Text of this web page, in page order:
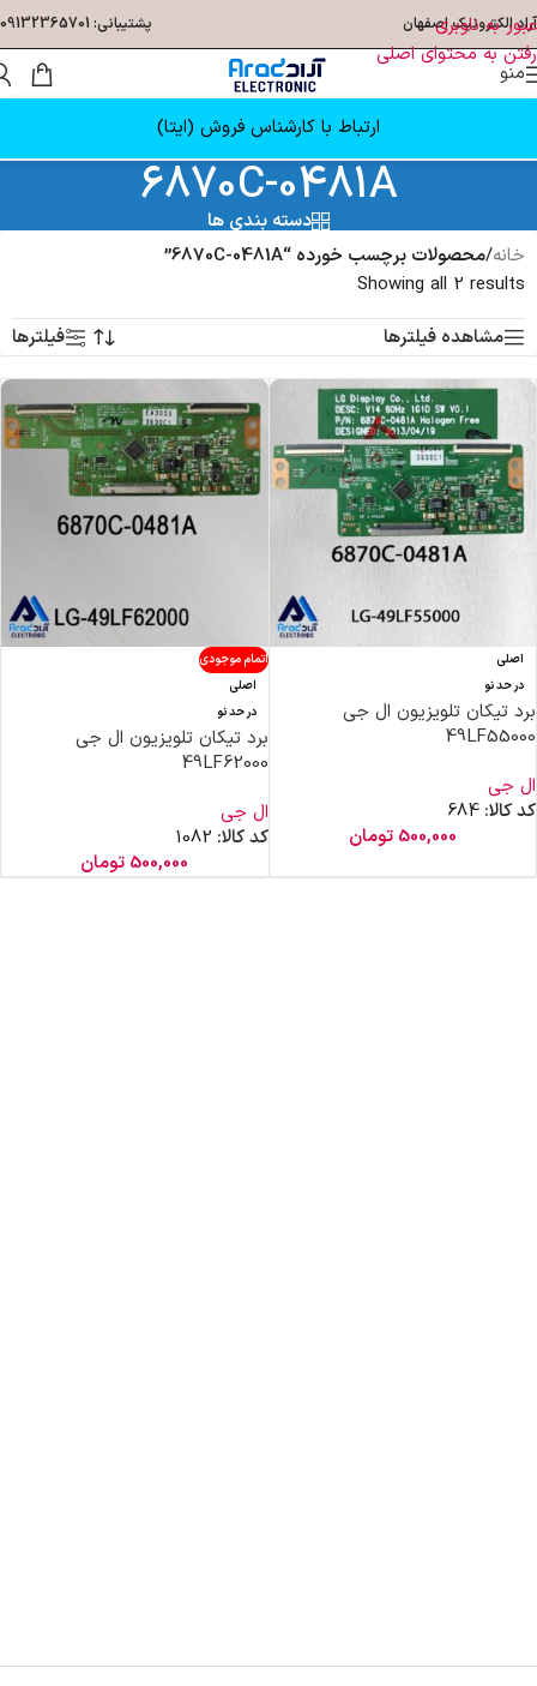
عبور به ناوبری
رفتن به محتوای اصلی
آراد الکترونیک اصفهان پشتیبانی: 09132365701
منو
ارتباط با کارشناس فروش (ایتا)
6870C-0481A
دسته بندی ها
خانه/محصولات برچسب خورده “6870C-0481A”
Showing all 2 results
مشاهده فیلترها
فیلترها
اصلی
در حد نو
برد تیکان تلویزیون ال جی
49LF55000
ال جی
کد کالا: 684
500,000 تومان
اتمام موجودی
اصلی
در حد نو
برد تیکان تلویزیون ال جی
49LF62000
ال جی
کد کالا: 1082
500,000 تومان